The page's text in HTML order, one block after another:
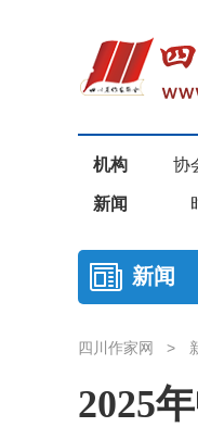
机构 协
新闻
新闻
四川作家网 >
2025